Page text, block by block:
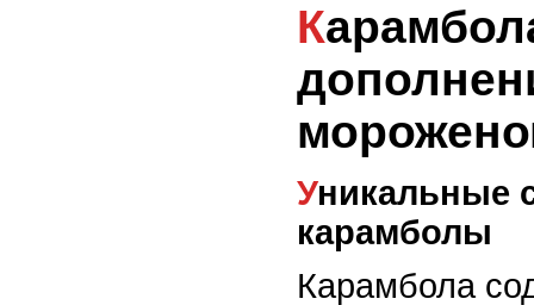
Карамбола: изысканое
Уникальные свойства
карамболы
Карамбола